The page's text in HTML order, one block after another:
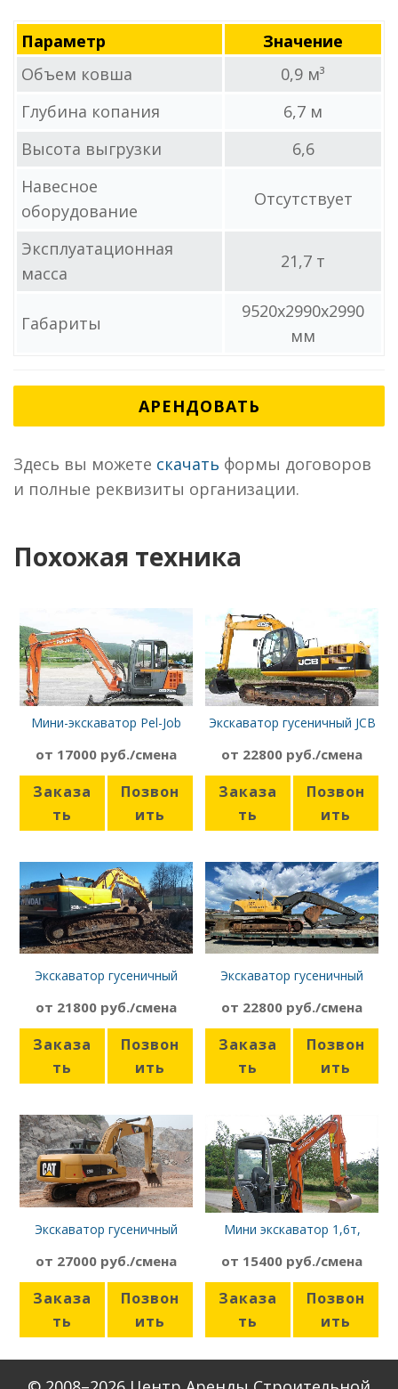
Параметр
Значение
Объем ковша
0,9 м³
Глубина копания
6,7 м
Высота выгрузки
6,6
Навесное
оборудование
Отсутствует
Эксплуатационная
масса
21,7 т
Габариты
9520x2990x2990
мм
АРЕНДОВАТЬ
Здесь вы можете скачать формы договоров
и полные реквизиты организации.
Похожая техника
Мини-экскаватор Pel-Job
ковшом
от 17000 руб./смена
Заказа
ть
Позвон
ить
Экскаватор гусеничный JCB
от 22800 руб./смена
Заказа
ть
Позвон
ить
Экскаватор гусеничный
от 21800 руб./смена
Заказа
ть
Позвон
ить
Экскаватор гусеничный
от 22800 руб./смена
Заказа
ть
Позвон
ить
Экскаватор гусеничный
от 27000 руб./смена
Заказа
ть
Позвон
ить
Мини экскаватор 1,6т,
от 15400 руб./смена
Заказа
ть
Позвон
ить